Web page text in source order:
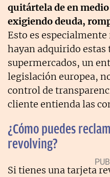
quitártela de en
exigiendo deuda,
Esto es
hayan adquirido estas
supermercados, un
legislación europea,
control de
cliente entienda las
¿Cómo puedes
revolving?
Si tienes una tarjeta